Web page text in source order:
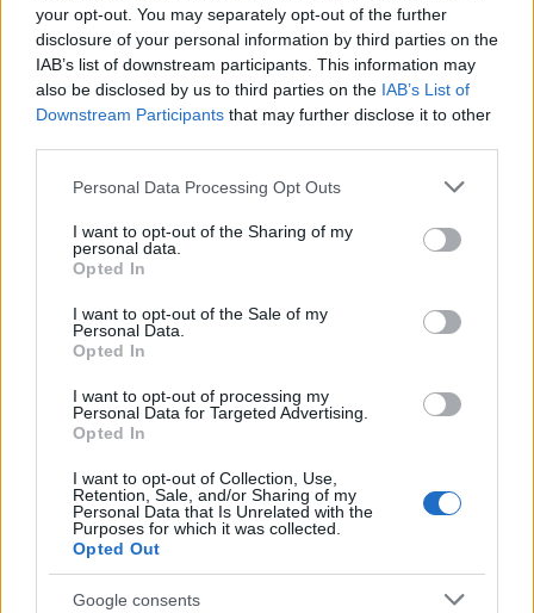
your opt-out. You may separately opt-out of the further
disclosure of your personal information by third parties on the
IAB’s list of downstream participants. This information may
also be disclosed by us to third parties on the IAB’s List of
Downstream Participants that may further disclose it to other
Please note that this website/app uses one or more Google
not limited to your visit or usage behaviour. You may click to
grant or deny consent to Google and its third-party tags to
use your data for below specified purposes in below Google
consent section.
Personal Data Processing Opt Outs
I want to opt-out of the Sharing of my
personal data.
Opted In
I want to opt-out of the Sale of my
Personal Data.
Opted In
I want to opt-out of processing my
Personal Data for Targeted Advertising.
Opted In
I want to opt-out of Collection, Use,
Retention, Sale, and/or Sharing of my
Personal Data that Is Unrelated with the
Purposes for which it was collected.
Opted Out
Google consents